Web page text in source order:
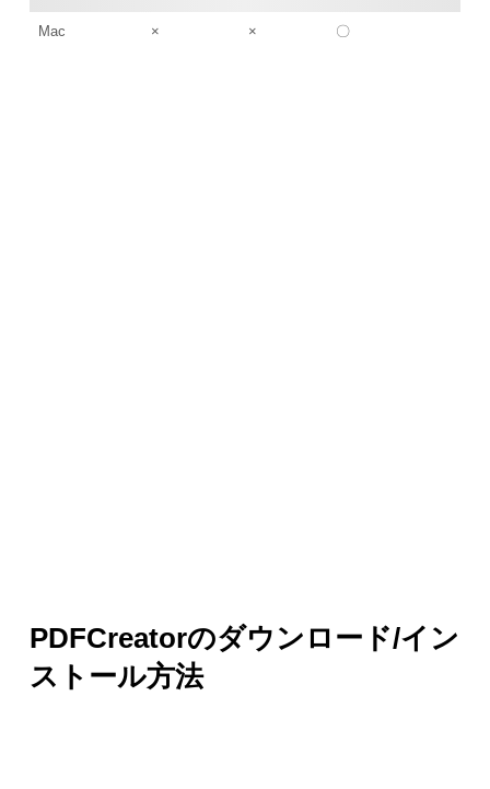
Mac × × 〇
PDFCreatorのダウンロード/イン
ストール方法